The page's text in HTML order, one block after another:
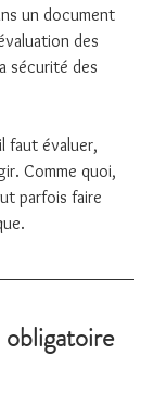
un document
des
sécurité des
faut évaluer,
Comme quoi,
parfois faire